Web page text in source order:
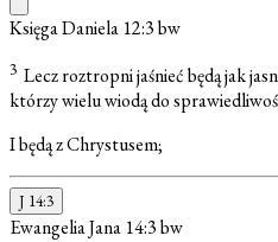
Księga Daniela 12:3bw
3 Lecz roztropni jaśnieć będą jak
którzy wielu wiodą do
I będą z Chrystusem;
J 14:3
Ewangelia Jana 14:3bw